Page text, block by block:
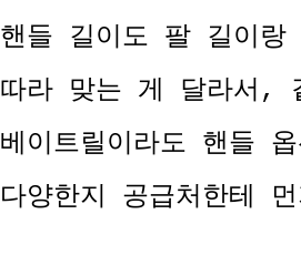
핸들 길이도 팔 길이랑
따라 맞는 게 달라서,
베이트릴이라도 핸들
다양한지 공급처한테